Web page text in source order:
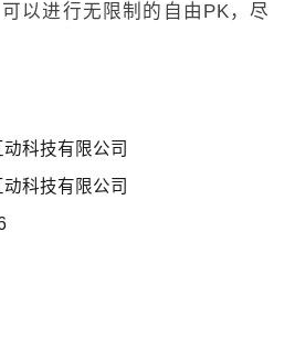
以进行无限制的自由PK，尽
科技有限公司
科技有限公司